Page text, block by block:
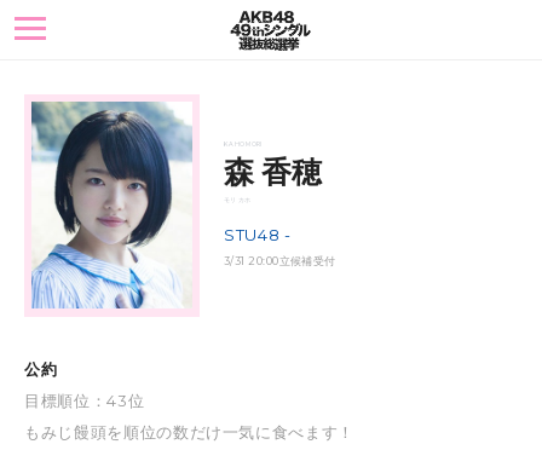
toggle
navigation
KAHO MORI
森 香穂
モリ カホ
STU48 -
3/31 20:00立候補受付
公約
目標順位：43位
もみじ饅頭を順位の数だけ一気に食べます！